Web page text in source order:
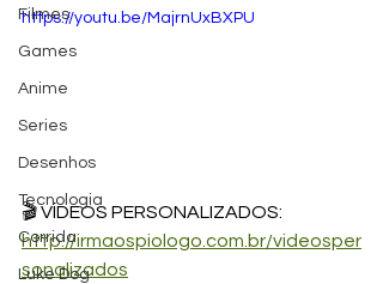
Filmes
Games
Anime
Series
Desenhos
Tecnologia
Corrida
Luke Dog
https://youtu.be/MajrnUxBXPU
🎬 VÍDEOS PERSONALIZADOS:
http://irmaospiologo.com.br/videosper
sonalizados